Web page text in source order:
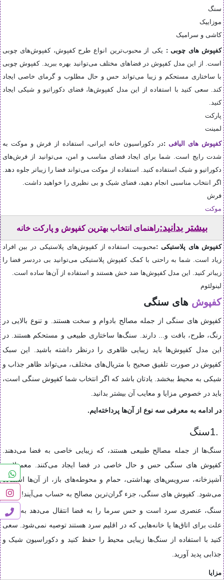
سنگ
موزاییک
کاشی و سرامیک
کفپوش‌ های چوبی: یکی از محبوب‌ترین انواع طرح کفپوش، کفپوش‌های چوبی
است. از این مدل کفپوش در فضاهای مختلف می‌توانید بهره ببرید. کفپوش چوبی
با ساختاری مستحکم و زیبا می‌تواند حس و حال مطلوب و گرمای خاصی ایجاد
کند. سعی کنید با استفاده از این مدل کفپوش‌ها، فضای دکوراتیو و شیکی ایجاد
کنید
پارکت
لمینت
کفپوش‌ های الیافی :در دکوراسیون خانه ایرانی، استفاده از فرش و موکت به
شدت رایج است. شما برای ایجاد فضای مناسب و امن، می‌توانید از فرش‌های
دکوراتیو و شیک استفاده کنید. استفاده از موکت می‌تواند فضا را زیباتر جلوه دهد.
اگر انتخاب مناسبی انجام دهید، فضای شیک و بی نظیری را خواهید داشت.
فرش
موکت
بیشتر بدانید:راهنمای انتخاب بهترین کفپوش و پارکت خانه
کفپوش های پلاستیکی :محبوبیت استفاده از کفپوش‌های پلاستیکی در بین افراد
زیاد است. شما به راحتی با کمک کفپوش پلاستیکی می‌توانید بی دردسر فضا را
زیباتر کنید. این مدل کفپوش‌ها ضد خش هستند و استفاده از آن‌ها ساده است.
لینولئوم
کفپوش‌ های سنگی
کفپوش‌ های سنگی از جمله مصالح بادوام و سخت هستند. و تنوع بالایی در
رنگ، طرح، بافت و... دارند. سنگ‌ها ساختاری طبیعی و مستحکم هستند. در
این مدل کفپوش‌ها باید زیبایی ظاهری را درنظر داشته باشید. این سبک
کفپوش در صورت تلفیق صحیح با متریال‌های مختلف، می‌تواند ظاهر جذاب و
شیکی به محیط ببخشد. یادتان باشد که اگر انتخاب شما کفپوش سنگی است،
باید در خصوص مزایا و معایب آن بیشتر بدانید
در ادامه به معرفی سه نوع از آن‌ها پرداخته‌ایم.
1.سنگ
سنگ‌ها از جمله مصالح طبیعی هستند، که زیبایی خاصی به فضا می‌دهند.
کفپوش‌ های سنگی حس و حال خاصی در فضا ایجاد می‌کنند. معمولا در
آشپزخانه، سرویس‌های بهداشتی، حمام و محوطه‌های باز، از آن‌ها استفاده
می‌شود. کفپوش های سنگی، جزء گران‌ترین مصالح به حساب می‌آیند!
سنگ، عنصری سرد است و حس سرما را به فضا انتقال می‌دهد به همین
علت برای اتاق‌ها یا خانه‌هایی که در اقلیم سرد هستند توصیه نمی‌شود. سعی
کنید با استفاده از سنگ‌ها زیبایی محیط را حفظ کنید و دکوراسیون شیک و
جذابی پدید آورید.
مزایا